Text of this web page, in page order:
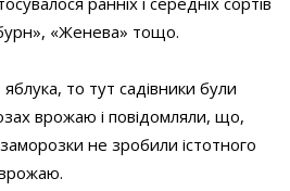
«Женева» тощо.
то тут садівники були
врожаю і повідомляли, що,
не зробили істотного